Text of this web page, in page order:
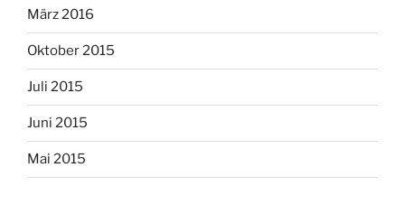
März 2016
Oktober 2015
Juli 2015
Juni 2015
Mai 2015